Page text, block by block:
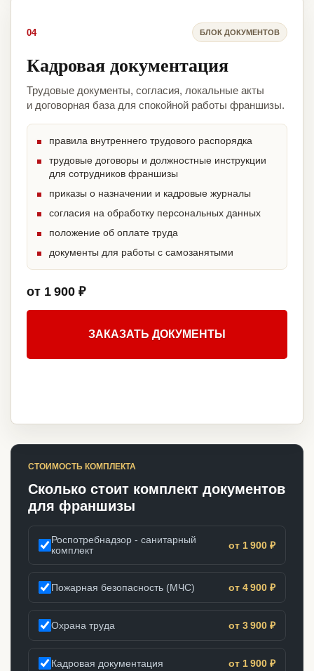
04 БЛОК ДОКУМЕНТОВ
Кадровая документация
Трудовые документы, согласия, локальные акты
и договорная база для спокойной работы франшизы.
правила внутреннего трудового распорядка
трудовые договоры и должностные инструкции
для сотрудников франшизы
приказы о назначении и кадровые журналы
согласия на обработку персональных данных
положение об оплате труда
документы для работы с самозанятыми
от 1 900 ₽
ЗАКАЗАТЬ ДОКУМЕНТЫ
СТОИМОСТЬ КОМПЛЕКТА
Сколько стоит комплект документов
для франшизы
Роспотребнадзор - санитарный
комплект
от 1 900 ₽
Пожарная безопасность (МЧС) от 4 900 ₽
Охрана труда от 3 900 ₽
Кадровая документация от 1 900 ₽